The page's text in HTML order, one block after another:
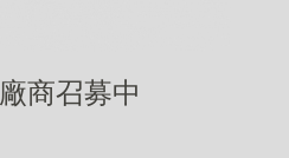
廠商召募中